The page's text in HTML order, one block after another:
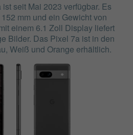
seit Mai 2023 verfügbar. Es
mm und ein Gewicht von
einem 6.1 Zoll Display liefert
Bilder. Das Pixel 7a ist in den
Weiß und Orange erhältlich.